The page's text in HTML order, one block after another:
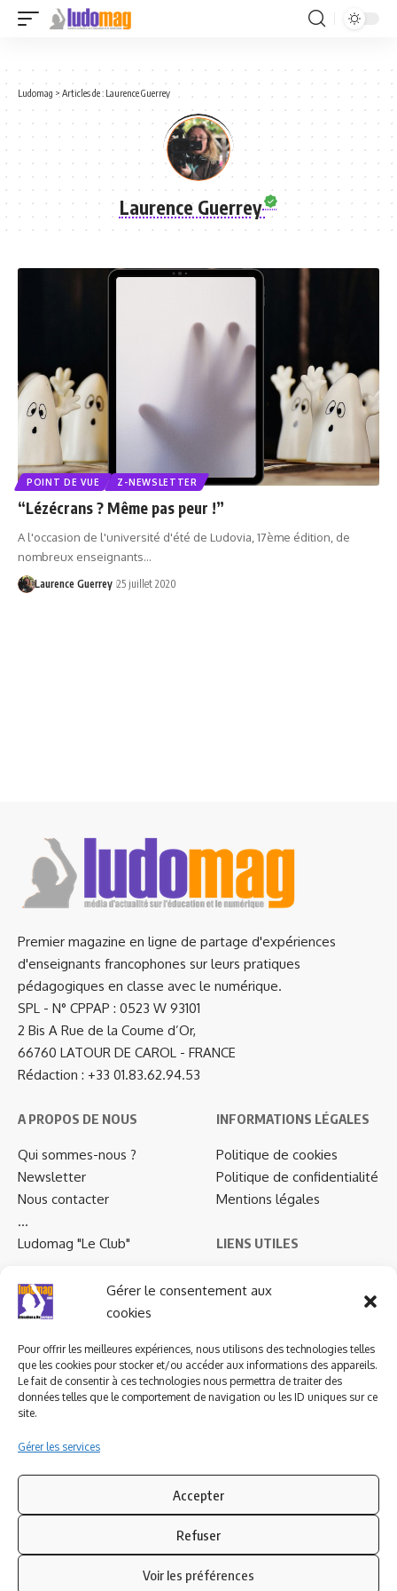
Gérer le consentement aux
cookies
Pour offrir les meilleures expériences, nous utilisons des technologies telles
que les cookies pour stocker et/ou accéder aux informations des appareils.
Le fait de consentir à ces technologies nous permettra de traiter des
données telles que le comportement de navigation ou les ID uniques sur ce
site.
Gérer les services
Accepter
Refuser
Voir les préférences
Ludomag > Articles de : Laurence Guerrey
Laurence Guerrey
POINT DE VUE Z-NEWSLETTER
“Lézécrans ? Même pas peur !”
A l'occasion de l'université d'été de Ludovia, 17ème édition, de
nombreux enseignants…
Laurence Guerrey 25 juillet 2020
Premier magazine en ligne de partage d'expériences
d'enseignants francophones sur leurs pratiques
pédagogiques en classe avec le numérique.
SPL - N° CPPAP : 0523 W 93101
2 Bis A Rue de la Coume d’Or,
66760 LATOUR DE CAROL - FRANCE
Rédaction : +33 01.83.62.94.53
A PROPOS DE NOUS
Qui sommes-nous ?
Newsletter
Nous contacter
…
Ludomag "Le Club"
INFORMATIONS LÉGALES
Politique de cookies
Politique de confidentialité
Mentions légales
LIENS UTILES
ludoviales
PARTENAIRES